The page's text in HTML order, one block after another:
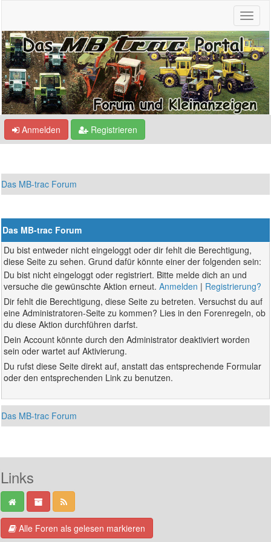
Anmelden Registrieren
Das MB-trac Forum
Das MB-trac Forum
Du bist entweder nicht eingeloggt oder dir fehlt die Berechtigung,
diese Seite zu sehen. Grund dafür könnte einer der folgenden sein:
Du bist nicht eingeloggt oder registriert. Bitte melde dich an und
versuche die gewünschte Aktion erneut.Anmelden | Registrierung?
Dir fehlt die Berechtigung, diese Seite zu betreten. Versuchst du auf
eine Administratoren-Seite zu kommen? Lies in den Forenregeln, ob
du diese Aktion durchführen darfst.
Dein Account könnte durch den Administrator deaktiviert worden
sein oder wartet auf Aktivierung.
Du rufst diese Seite direkt auf, anstatt das entsprechende Formular
oder den entsprechenden Link zu benutzen.
Das MB-trac Forum
Links
Alle Foren als gelesen markieren